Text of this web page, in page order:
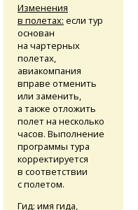
Изменения
в полетах: если тур
основан
на чартерных
полетах,
авиакомпания
вправе отменить
или заменить,
а также отложить
полет на несколько
часов. Выполнение
программы тура
корректируется
в соответствии
с полетом.
Гид: имя гида,